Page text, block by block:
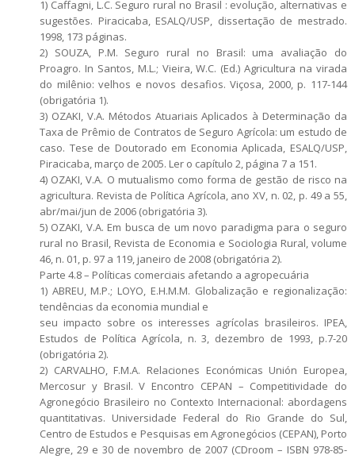
1) Caffagni, L.C. Seguro rural no Brasil : evolução, alternativas e
sugestões. Piracicaba, ESALQ/USP, dissertação de mestrado.
1998, 173 páginas.
2) SOUZA, P.M. Seguro rural no Brasil: uma avaliação do
Proagro. In Santos, M.L.; Vieira, W.C. (Ed.) Agricultura na virada
do milênio: velhos e novos desafios. Viçosa, 2000, p. 117-144
(obrigatória 1).
3) OZAKI, V.A. Métodos Atuariais Aplicados à Determinação da
Taxa de Prêmio de Contratos de Seguro Agrícola: um estudo de
caso. Tese de Doutorado em Economia Aplicada, ESALQ/USP,
Piracicaba, março de 2005. Ler o capítulo 2, página 7 a 151.
4) OZAKI, V.A. O mutualismo como forma de gestão de risco na
agricultura. Revista de Política Agrícola, ano XV, n. 02, p. 49 a 55,
abr/mai/jun de 2006 (obrigatória 3).
5) OZAKI, V.A. Em busca de um novo paradigma para o seguro
rural no Brasil, Revista de Economia e Sociologia Rural, volume
46, n. 01, p. 97 a 119, janeiro de 2008 (obrigatória 2).
Parte 4.8 – Políticas comerciais afetando a agropecuária
1) ABREU, M.P.; LOYO, E.H.M.M. Globalização e regionalização:
tendências da economia mundial e
seu impacto sobre os interesses agrícolas brasileiros. IPEA,
Estudos de Política Agrícola, n. 3, dezembro de 1993, p.7-20
(obrigatória 2).
2) CARVALHO, F.M.A. Relaciones Económicas Unión Europea,
Mercosur y Brasil. V Encontro CEPAN – Competitividade do
Agronegócio Brasileiro no Contexto Internacional: abordagens
quantitativas. Universidade Federal do Rio Grande do Sul,
Centro de Estudos e Pesquisas em Agronegócios (CEPAN), Porto
Alegre, 29 e 30 de novembro de 2007 (CDroom – ISBN 978-85-